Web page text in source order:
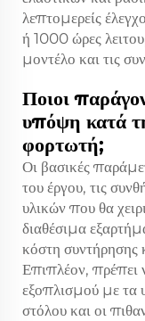
λεπτομερείς
ή 1000 ώρες
μοντέλο και τις
Ποιοι
υπόψη κατά
φορτωτή;
Οι βασικές
του έργου, τις
υλικών που θα
διαθέσιμα
κόστη συντήρησης
Επιπλέον, πρέπει
εξοπλισμού με τα
στόλου και οι